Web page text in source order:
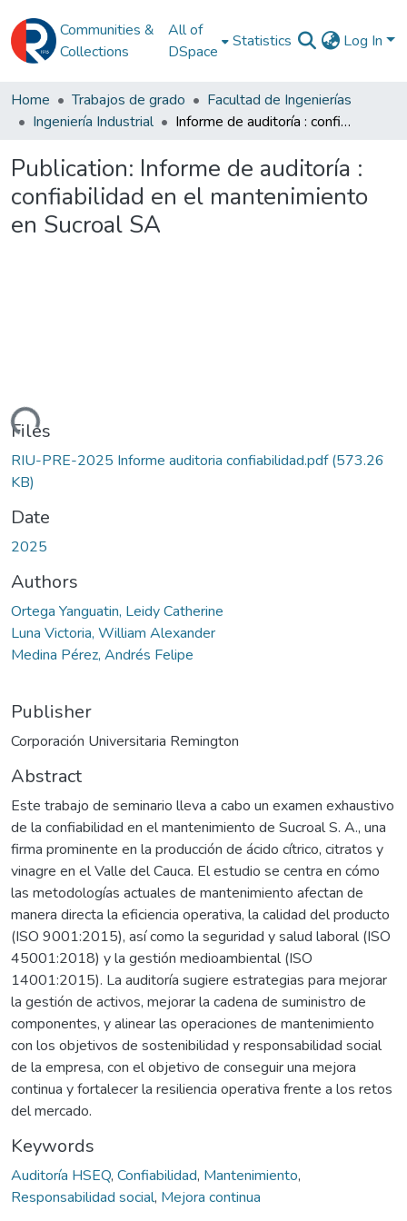
Communities &
Collections
All of
DSpace
Statistics Log In
Home Trabajos de grado
Facultad de Ingenierías
Ingeniería Industrial
Informe de auditoría : confiabilidad en el mantenimiento en Sucroal SA
Publication: Informe de auditoría :
confiabilidad en el mantenimiento
en Sucroal SA
Files
RIU-PRE-2025 Informe auditoria confiabilidad.pdf(573.26
KB)
Date
2025
Authors
Ortega Yanguatin, Leidy Catherine
Luna Victoria, William Alexander
Medina Pérez, Andrés Felipe
Publisher
Corporación Universitaria Remington
Abstract
Este trabajo de seminario lleva a cabo un examen exhaustivo
de la confiabilidad en el mantenimiento de Sucroal S. A., una
firma prominente en la producción de ácido cítrico, citratos y
vinagre en el Valle del Cauca. El estudio se centra en cómo
las metodologías actuales de mantenimiento afectan de
manera directa la eficiencia operativa, la calidad del producto
(ISO 9001:2015), así como la seguridad y salud laboral (ISO
45001:2018) y la gestión medioambiental (ISO
14001:2015). La auditoría sugiere estrategias para mejorar
la gestión de activos, mejorar la cadena de suministro de
componentes, y alinear las operaciones de mantenimiento
con los objetivos de sostenibilidad y responsabilidad social
de la empresa, con el objetivo de conseguir una mejora
continua y fortalecer la resiliencia operativa frente a los retos
del mercado.
Keywords
Auditoría HSEQ, Confiabilidad, Mantenimiento,
Responsabilidad social, Mejora continua